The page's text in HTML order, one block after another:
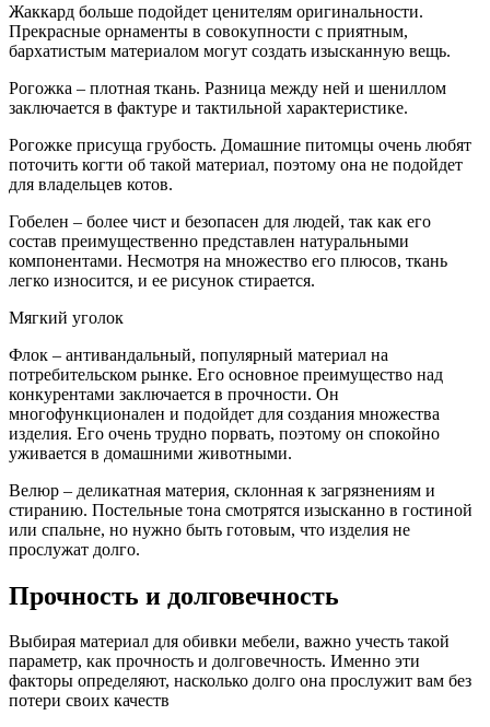
Жаккард больше подойдет ценителям оригинальности.
Прекрасные орнаменты в совокупности с приятным,
бархатистым материалом могут создать изысканную вещь.
Рогожка – плотная ткань. Разница между ней и шениллом
заключается в фактуре и тактильной характеристике.
Рогожке присуща грубость. Домашние питомцы очень любят
поточить когти об такой материал, поэтому она не подойдет
для владельцев котов.
Гобелен – более чист и безопасен для людей, так как его
состав преимущественно представлен натуральными
компонентами. Несмотря на множество его плюсов, ткань
легко износится, и ее рисунок стирается.
Мягкий уголок
Флок – антивандальный, популярный материал на
потребительском рынке. Его основное преимущество над
конкурентами заключается в прочности. Он
многофункционален и подойдет для создания множества
изделия. Его очень трудно порвать, поэтому он спокойно
уживается в домашними животными.
Велюр – деликатная материя, склонная к загрязнениям и
стиранию. Постельные тона смотрятся изысканно в гостиной
или спальне, но нужно быть готовым, что изделия не
прослужат долго.
Прочность и долговечность
Выбирая материал для обивки мебели, важно учесть такой
параметр, как прочность и долговечность. Именно эти
факторы определяют, насколько долго она прослужит вам без
потери своих качеств